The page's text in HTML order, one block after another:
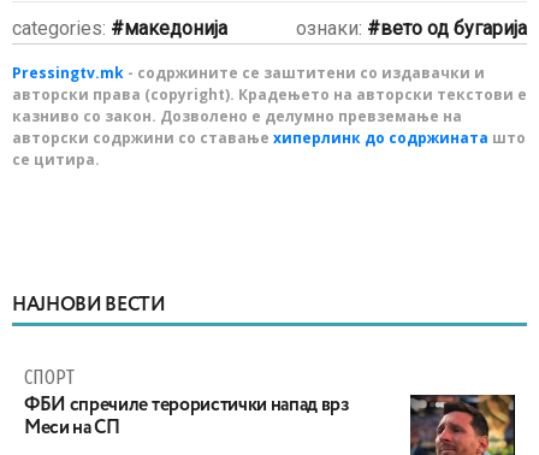
categories: македонија ознаки: вето од бугарија
Pressingtv.mk - содржините се заштитени со издавачки и
авторски права (copyright). Крадењето на авторски текстови е
казниво со закон. Дозволено е делумно превземање на
авторски содржини со ставање хиперлинк до содржината што
се цитира.
НАЈНОВИ ВЕСТИ
СПОРТ
ФБИ спречиле терористички напад врз
Меси на СП